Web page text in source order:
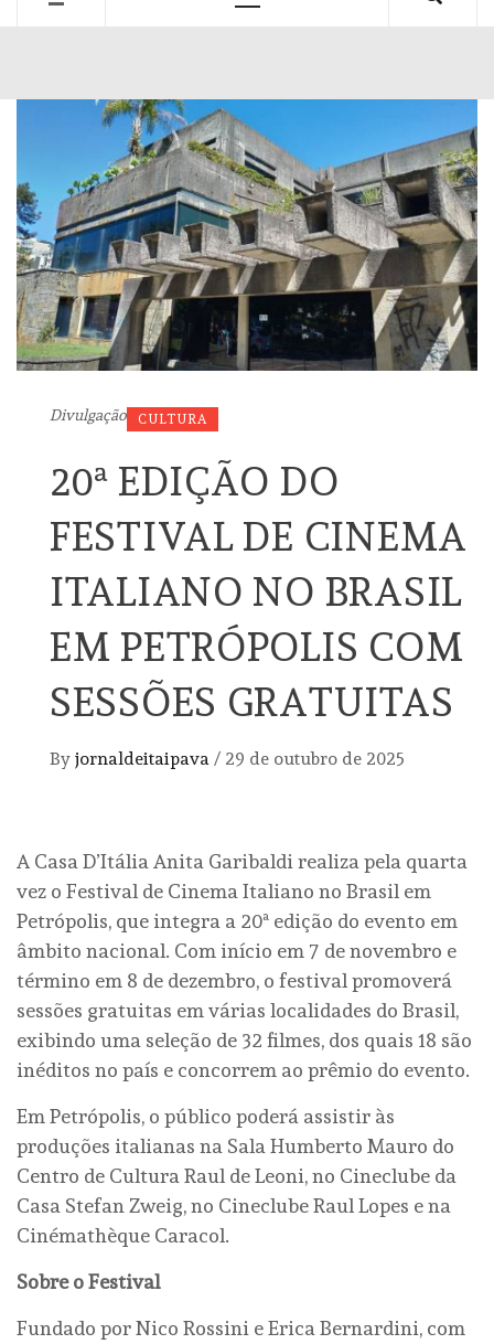
Divulgação CULTURA
20ª EDIÇÃO DO
FESTIVAL DE CINEMA
ITALIANO NO BRASIL
EM PETRÓPOLIS COM
SESSÕES GRATUITAS
By jornaldeitaipava / 29 de outubro de 2025
A Casa D’Itália Anita Garibaldi realiza pela quarta
vez o Festival de Cinema Italiano no Brasil em
Petrópolis, que integra a 20ª edição do evento em
âmbito nacional. Com início em 7 de novembro e
término em 8 de dezembro, o festival promoverá
sessões gratuitas em várias localidades do Brasil,
exibindo uma seleção de 32 filmes, dos quais 18 são
inéditos no país e concorrem ao prêmio do evento.
Em Petrópolis, o público poderá assistir às
produções italianas na Sala Humberto Mauro do
Centro de Cultura Raul de Leoni, no Cineclube da
Casa Stefan Zweig, no Cineclube Raul Lopes e na
Cinémathèque Caracol.
Sobre o Festival
Fundado por Nico Rossini e Erica Bernardini, com